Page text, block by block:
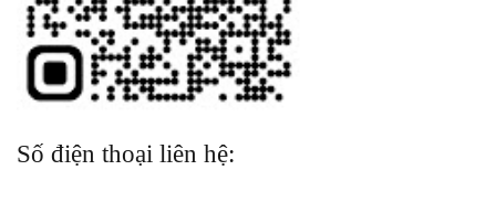
Số điện thoại liên hệ: